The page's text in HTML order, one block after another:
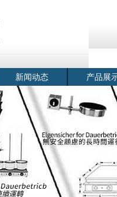
新闻动态 产品展